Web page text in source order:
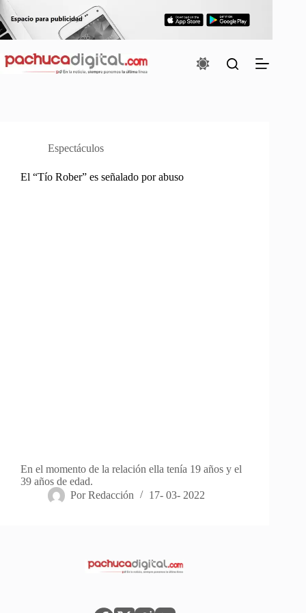
Saltar
al
contenido
Espectáculos
El “Tío Rober” es señalado por abuso
En el momento de la relación ella tenía 19 años y el
39 años de edad.
Por Redacción 17- 03- 2022